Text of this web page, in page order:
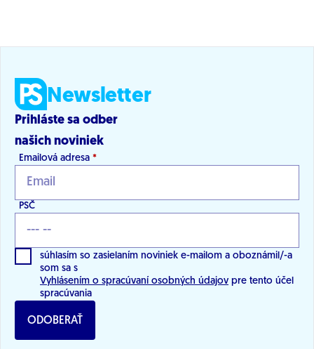
Newsletter
Prihláste sa odber
našich noviniek
Emailová adresa *
PSČ
súhlasím so zasielaním noviniek e-mailom a oboznámil/-a
som sa s
Vyhlásením o spracúvaní osobných údajov pre tento účel
spracúvania
ODOBERAŤ